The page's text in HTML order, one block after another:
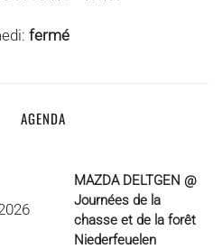
fermé
AGENDA
MAZDA DELTGEN @
Journées de la
chasse et de la forêt
Niederfeuelen